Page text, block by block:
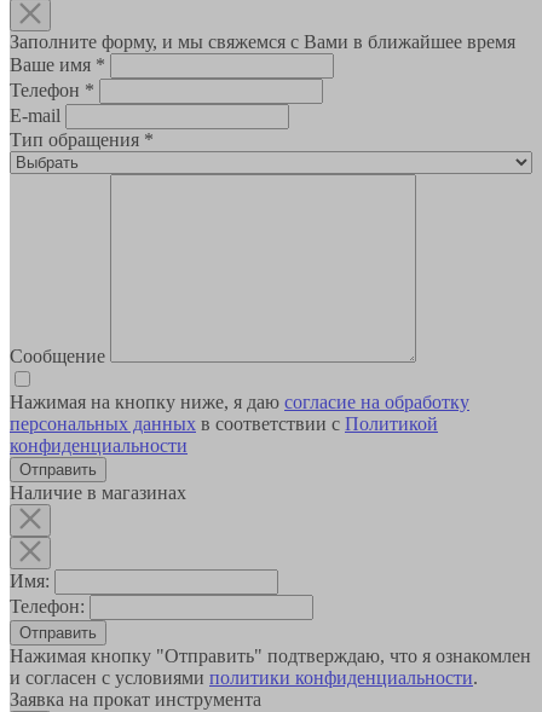
Заполните форму, и мы свяжемся с Вами в ближайшее время
Ваше имя *
Телефон *
E-mail
Тип обращения *
Сообщение
Нажимая на кнопку ниже, я даю согласие на обработку
персональных данных в соответствии с Политикой
конфиденциальности
Наличие в магазинах
Имя:
Телефон:
Отправить
Нажимая кнопку "Отправить" подтверждаю, что я ознакомлен
и согласен с условиями политики конфиденциальности.
Заявка на прокат инструмента